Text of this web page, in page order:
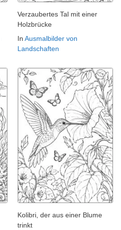
Verzaubertes Tal mit einer
Holzbrücke
In Ausmalbilder von
Landschaften
Kolibri, der aus einer Blume
trinkt